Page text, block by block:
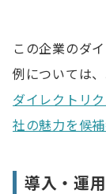
この企業のダ
例については
ダイレクトリ
社の魅力を候
導入・運